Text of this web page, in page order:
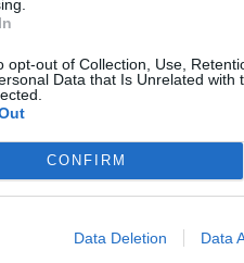
opt-out of Collection, Use,
Data that Is Unrelated with
CONFIRM
Data Deletion Data
Nagy-Britannia, Románia
Kína, Horvátország
Kupája:
az is eldőlt, hogy
Kupája 2026–2027-es